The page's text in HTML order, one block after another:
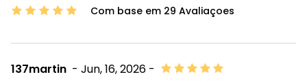
Com base em 29 Avaliaçoes
- Jun, 16, 2026 -
137martin